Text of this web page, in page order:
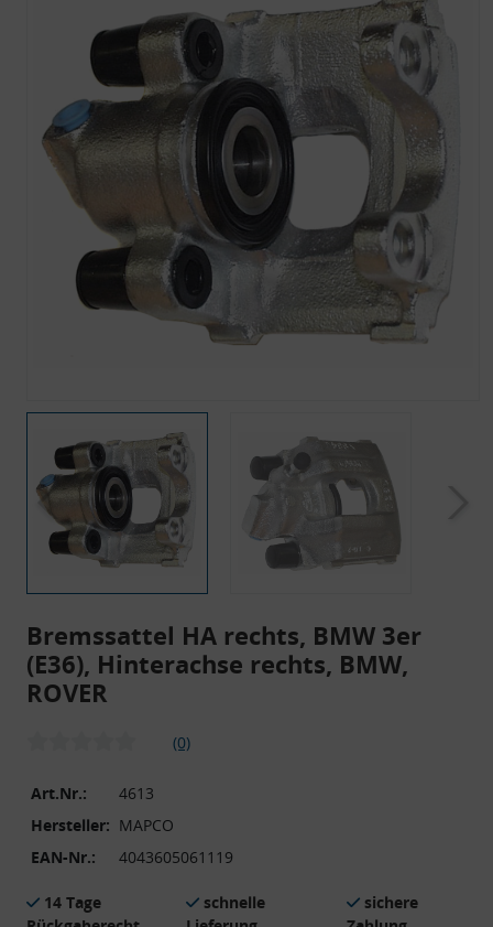
Bremssattel HA rechts, BMW 3er
(E36), Hinterachse rechts, BMW,
ROVER
(0)
Art.Nr.:
4613
Hersteller: MAPCO
EAN-Nr.:
4043605061119
14 Tage
schnelle
sichere